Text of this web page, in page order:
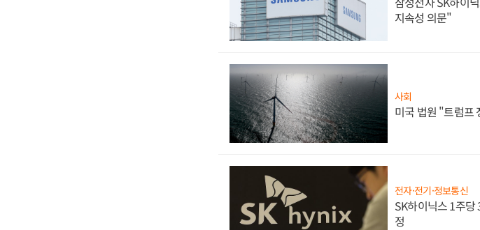
지속성 의문"
사회
미국 법원 "트럼프
전자·전기·정보통신
SK하이닉스 1주당
정